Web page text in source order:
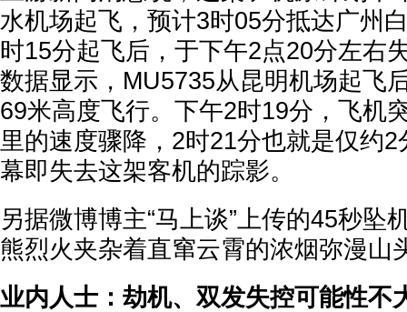
水机场起飞，预计3时05分抵达广州
时15分起飞后，于下午2点20分左右
数据显示，MU5735从昆明机场起飞
69米高度飞行。下午2时19分，飞机
里的速度骤降，2时21分也就是仅约
幕即失去这架客机的踪影。
另据微博博主“马上谈”上传的45秒坠
熊烈火夹杂着直窜云霄的浓烟弥漫山
业内人士：劫机、双发失控可能性不